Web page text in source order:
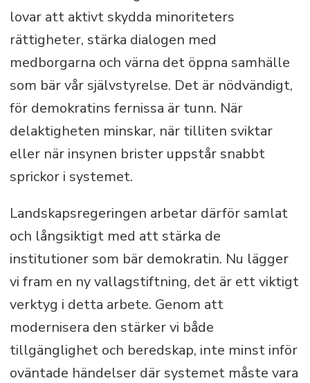
lovar att aktivt skydda minoriteters
rättigheter, stärka dialogen med
medborgarna och värna det öppna samhälle
som bär vår självstyrelse. Det är nödvändigt,
för demokratins fernissa är tunn. När
delaktigheten minskar, när tilliten sviktar
eller när insynen brister uppstår snabbt
sprickor i systemet.
Landskapsregeringen arbetar därför samlat
och långsiktigt med att stärka de
institutioner som bär demokratin. Nu lägger
vi fram en ny vallagstiftning, det är ett viktigt
verktyg i detta arbete. Genom att
modernisera den stärker vi både
tillgänglighet och beredskap, inte minst inför
oväntade händelser där systemet måste vara